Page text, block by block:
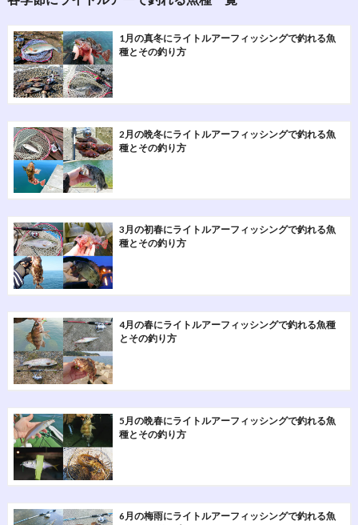
1月の真冬にライトルアーフィッシングで釣れる魚
種とその釣り方
2月の晩冬にライトルアーフィッシングで釣れる魚
種とその釣り方
3月の初春にライトルアーフィッシングで釣れる魚
種とその釣り方
4月の春にライトルアーフィッシングで釣れる魚種
とその釣り方
5月の晩春にライトルアーフィッシングで釣れる魚
種とその釣り方
6月の梅雨にライトルアーフィッシングで釣れる魚